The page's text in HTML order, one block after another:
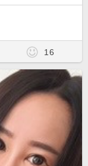
16